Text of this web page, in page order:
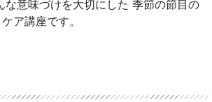
な意味づけを大切にした 季節の節目の
ア講座です。